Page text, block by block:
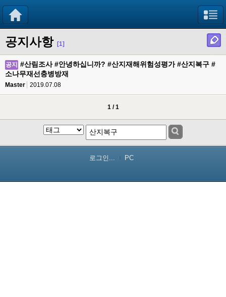
공지사항 [1]
공지
#산림조사 #안녕하십니까? #산지재해위험성평가 #산지복구 #
소나무재선충병방재
Master 2019.07.08
1 / 1
로그인... PC